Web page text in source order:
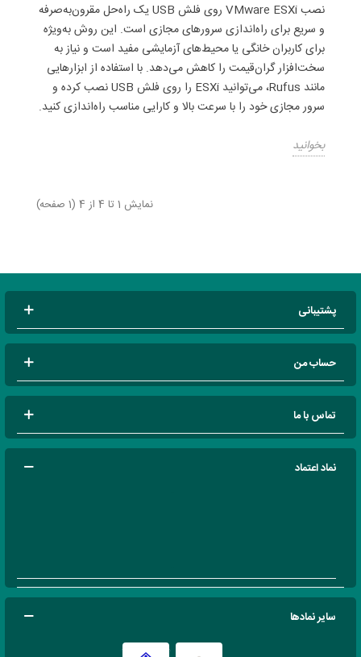
نصب VMware ESXi روی فلش USB یک راه‌حل مقرون‌به‌صرفه
و سریع برای راه‌اندازی سرورهای مجازی است. این روش به‌ویژه
برای کاربران خانگی یا محیط‌های آزمایشی مفید است و نیاز به
سخت‌افزار گران‌قیمت را کاهش می‌دهد. با استفاده از ابزارهایی
مانند Rufus، می‌توانید ESXi را روی فلش USB نصب کرده و
سرور مجازی خود را با سرعت بالا و کارایی مناسب راه‌اندازی کنید.
بخوانید
نمایش 1 تا 4 از 4 (1 صفحه)
پشتیبانی
حساب من
تماس با ما
نماد اعتماد
سایر نمادها